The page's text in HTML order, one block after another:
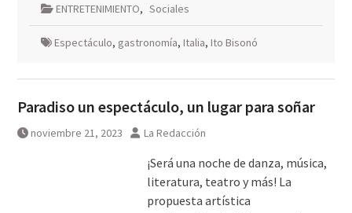
ENTRETENIMIENTO, Sociales
Espectáculo, gastronomía, Italia, Ito Bisonó
Paradiso un espectáculo, un lugar para soñar
noviembre 21, 2023 La Redacción
¡Será una noche de danza, música,
literatura, teatro y más! La
propuesta artística